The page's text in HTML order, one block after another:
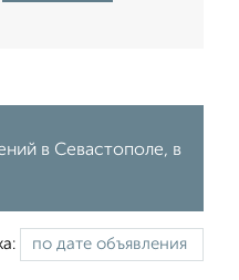
в Севастополе, в